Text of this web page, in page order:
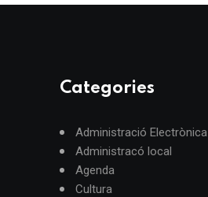
Categories
Administració Electrònica
Administracó local
Agenda
Cultura